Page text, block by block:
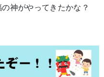
神がやってきたかな？